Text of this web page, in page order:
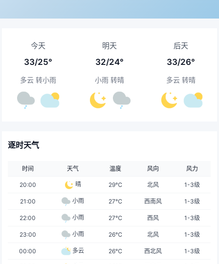
今天
33/25°
多云 转小雨
明天
32/24°
小雨 转晴
后天
33/26°
多云 转晴
逐时天气
时间 天气 温度 风向 风力
20:00 晴 29℃ 北风 1-3级
21:00 小雨 27℃ 西南风 1-3级
22:00 小雨 27℃ 西风 1-3级
23:00 小雨 26℃ 北风 1-3级
00:00 多云 26℃ 西北风 1-3级